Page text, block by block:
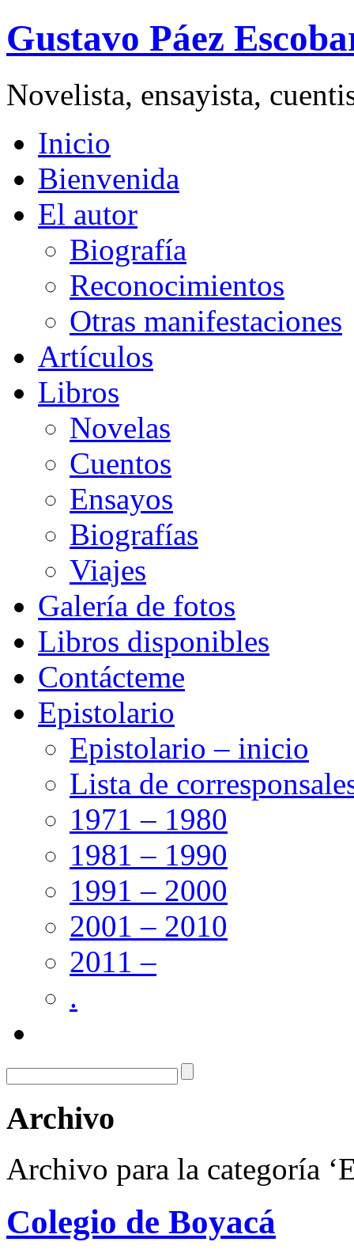
Gustavo Páez
Novelista, ensayista,
Inicio
Bienvenida
El autor
Biografía
Reconocimientos
Otras manifestaciones
Artículos
Libros
Novelas
Cuentos
Ensayos
Biografías
Viajes
Galería de fotos
Libros disponibles
Contácteme
Epistolario
Epistolario – inicio
Lista de
1971 – 1980
1981 – 1990
1991 – 2000
2001 – 2010
2011 –
.
Archivo
Archivo para la categoría
Colegio de Boyacá